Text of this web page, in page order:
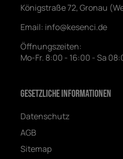
Königstraße 72, Gronau
Email: info@kesenci.de
Öffnungszeiten:
Mo-Fr. 8:00 - 16:00 - Sa
Gesetzliche Informationen
Datenschutz
AGB
Sitemap